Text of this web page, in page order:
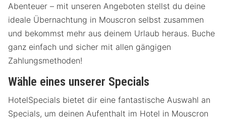
Abenteuer – mit unseren Angeboten stellst du deine
ideale Übernachtung in Mouscron selbst zusammen
und bekommst mehr aus deinem Urlaub heraus. Buche
ganz einfach und sicher mit allen gängigen
Zahlungsmethoden!
Wähle eines unserer Specials
HotelSpecials bietet dir eine fantastische Auswahl an
Specials, um deinen Aufenthalt im Hotel in Mouscron